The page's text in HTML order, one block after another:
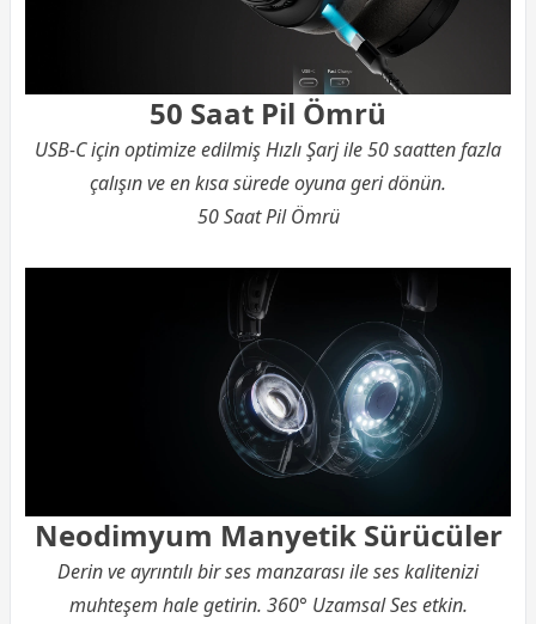
50 Saat Pil Ömrü
USB-C için optimize edilmiş Hızlı Şarj ile 50 saatten fazla
çalışın ve en kısa sürede oyuna geri dönün.
50 Saat Pil Ömrü
Neodimyum Manyetik Sürücüler
Derin ve ayrıntılı bir ses manzarası ile ses kalitenizi
muhteşem hale getirin. 360° Uzamsal Ses etkin.